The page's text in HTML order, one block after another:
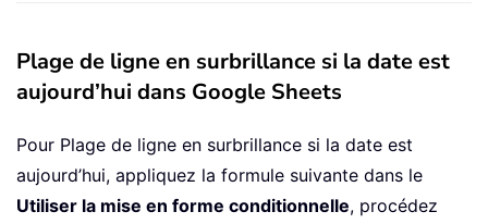
Plage de ligne en surbrillance si la date est
aujourd’hui dans Google Sheets
Pour Plage de ligne en surbrillance si la date est
aujourd’hui, appliquez la formule suivante dans le
Utiliser la mise en forme conditionnelle, procédez